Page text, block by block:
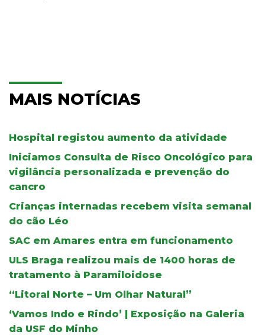
MAIS NOTÍCIAS
Hospital registou aumento da atividade
Iniciamos Consulta de Risco Oncológico para
vigilância personalizada e prevenção do
cancro
Crianças internadas recebem visita semanal
do cão Léo
SAC em Amares entra em funcionamento
ULS Braga realizou mais de 1400 horas de
tratamento à Paramiloidose
“Litoral Norte – Um Olhar Natural”
‘Vamos Indo e Rindo’ | Exposição na Galeria
da USF do Minho